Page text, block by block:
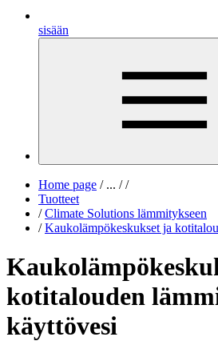
sisään
Home page /... / /
Tuotteet
/ Climate Solutions lämmitykseen
/ Kaukolämpökeskukset ja
kotitalouden
käyttövesi